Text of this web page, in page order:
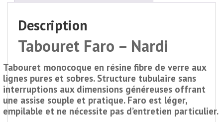
Description
Tabouret Faro – Nardi
Tabouret monocoque en résine fibre de verre aux
lignes pures et sobres. Structure tubulaire sans
interruptions aux dimensions généreuses offrant
une assise souple et pratique. Faro est léger,
empilable et ne nécessite pas d’entretien particulier.